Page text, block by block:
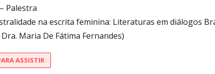
Palestra
na escrita feminina: Literaturas em diálogos
Maria De Fátima Fernandes)
ASSISTIR